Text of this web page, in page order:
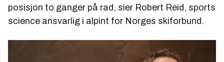
posisjon to ganger på rad, sier Robert Reid, sports
science ansvarlig i alpint for Norges skiforbund.